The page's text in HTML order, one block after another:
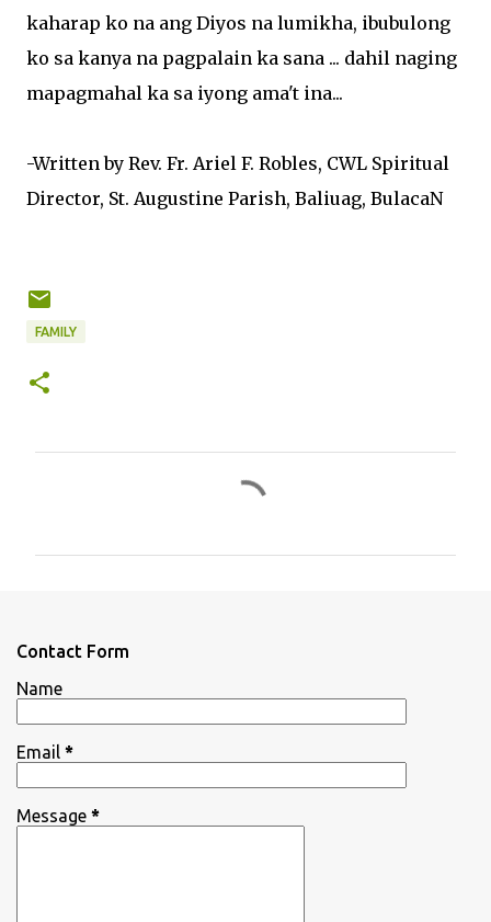
kaharap ko na ang Diyos na lumikha, ibubulong
ko sa kanya na pagpalain ka sana ... dahil naging
mapagmahal ka sa iyong ama't ina...
-Written by Rev. Fr. Ariel F. Robles, CWL Spiritual
Director, St. Augustine Parish, Baliuag, BulacaN
FAMILY
s
Contact Form
Name
Email *
Message *